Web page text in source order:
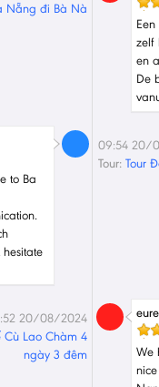
zelf
en
De
Nẵng đi Bà Nà
to Ba
09:54 20/
Tour: Tour
We
20/08/2024
Cù Lao Chàm 4
ngày 3 đêm